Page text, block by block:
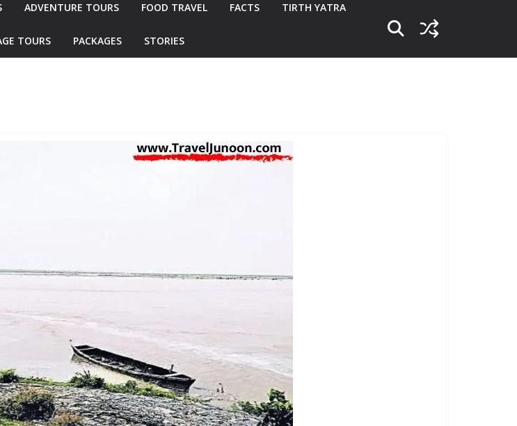
ADVENTURE TOURS FOOD TRAVEL FACTS TIRTH YATRA
TOURS PACKAGES STORIES